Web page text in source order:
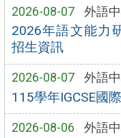
2026-08-07 外語
2026年語文能力
招生資訊
2026-08-07 外語
115學年IGCSE國
2026-08-06 外語